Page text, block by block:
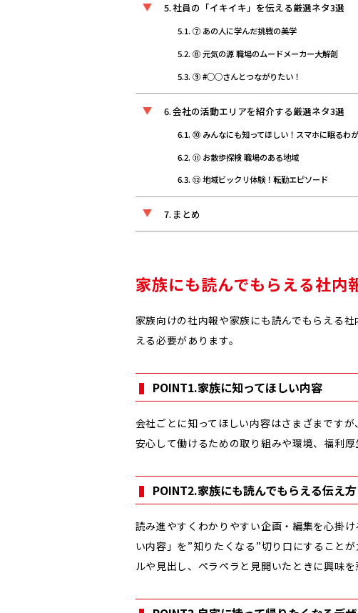
社員の「イキイキ」を伝える厳選ネタ3選
⑦ あの人に学んだ挑戦の美学
⑧ 元気の源 職場のムードメーカー大解剖
⑨ #○○さんとつながりたい！
会社の活動エリアを紹介する厳選ネタ3選
⑩ みんなにも知ってほしい！スマホに眠るわ
⑪ お散歩探検 職場のある地域
⑫ 地域ビックリ体験！転勤エピソード
まとめ
家族にも読んでもらえる社内
家族向けの社内報や家族にも読んでもらえる
える必要があります。
POINT1.家族に知ってほしい内容
会社ごとに知ってほしい内容はさまざまです
安心して働けるための取り組みや環境、福利厚
POINT2.家族にも読んでもらえる伝え方
読み進やすくわかりやすい企画・編集を心掛
い内容」を”知りたくなる”切り口にすること
ルや見出し、ペラペラと見開いたときに興味